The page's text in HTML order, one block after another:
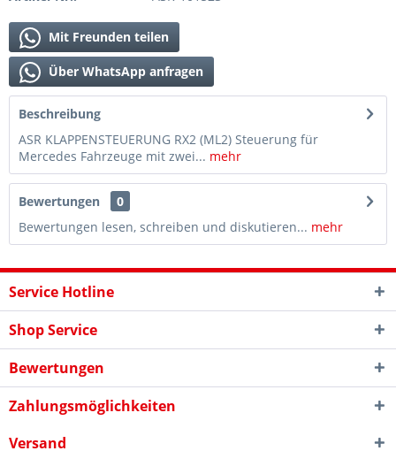
Mit Freunden teilen
Über WhatsApp anfragen
Beschreibung
ASR KLAPPENSTEUERUNG RX2 (ML2) Steuerung für
Mercedes Fahrzeuge mit zwei... mehr
Bewertungen
0
Bewertungen lesen, schreiben und diskutieren... mehr
Service Hotline
Shop Service
Bewertungen
Zahlungsmöglichkeiten
Versand